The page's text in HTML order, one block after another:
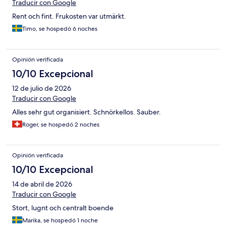
Traducir con Google
Rent och fint. Frukosten var utmärkt.
Timo, se hospedó 6 noches
Opinión verificada
10/10 Excepcional
12 de julio de 2026
Traducir con Google
Alles sehr gut organisiert. Schnörkellos. Sauber.
Roger, se hospedó 2 noches
Opinión verificada
10/10 Excepcional
14 de abril de 2026
Traducir con Google
Stort, lugnt och centralt boende
Marika, se hospedó 1 noche